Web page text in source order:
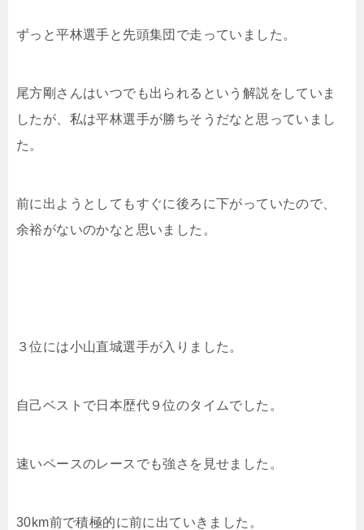
ずっと平林選手と先頭集団で走っていました。
尾方剛さんはいつでも出られるという解説をしていま
したが、私は平林選手が勝ちそうだなと思っていまし
た。
前に出ようとしてもすぐに後ろに下がっていたので、
余裕がないのかなと思いました。
３位には小山直城選手が入りました。
自己ベストで日本歴代９位のタイムでした。
速いペースのレースでも強さを見せました。
30km前で積極的に前に出ていきました。